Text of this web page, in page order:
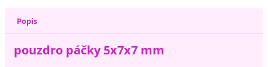
Popis
pouzdro páčky 5x7x7 mm